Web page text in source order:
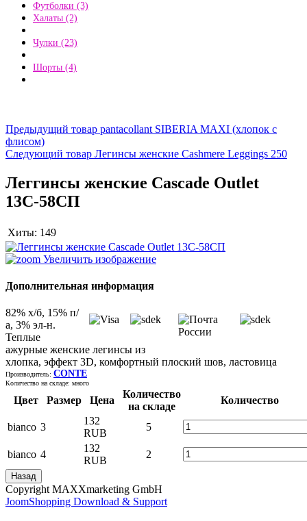
Футболки (3)
Халаты (2)
Чулки (23)
Шорты (4)
Предыдущий товар pantacollant SIBERIA MAXI (хлопок с
флисом)
Следующий товар Легинсы женские Cashmere Leggings 250
Леггинсы женские Cascade Outlet
13С-58СП
Хиты: 149
Увеличить изображение
Дополнительная информация
82% х/б, 15% п/
а, 3% эл-н.
Теплые
ажурные женские легинсы из
хлопка, эффект 3D, комфортный плоский шов, ластовица
Производитель: CONTE
Количество на складе: много
Цвет Размер Цена
Количество
на складе
Количество
bianco 3
132
RUB
5
bianco 4
132
RUB
2
Copyright MAXXmarketing GmbH
JoomShopping Download & Support